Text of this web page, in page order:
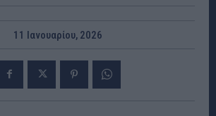
11 Ιανουαρίου, 2026